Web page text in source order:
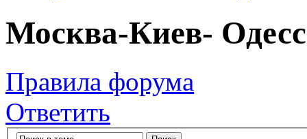
Москва-Киев-
Правила форума
Ответить